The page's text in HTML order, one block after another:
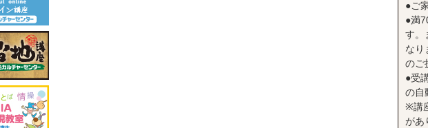
●ご
●満
す。
なり
のご
●受
の自
※講
があ